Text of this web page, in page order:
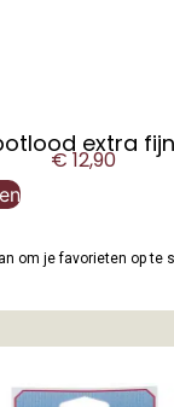
extra
€12,90
om je favorieten op te